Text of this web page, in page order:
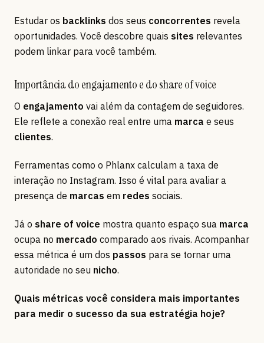
Estudar os backlinks dos seus concorrentes revela
oportunidades. Você descobre quais sites relevantes
podem linkar para você também.
Importância do engajamento e do share of voice
O engajamento vai além da contagem de seguidores.
Ele reflete a conexão real entre uma marca e seus
clientes.
Ferramentas como o Phlanx calculam a taxa de
interação no Instagram. Isso é vital para avaliar a
presença de marcas em redes sociais.
Já o share of voice mostra quanto espaço sua marca
ocupa no mercado comparado aos rivais. Acompanhar
essa métrica é um dos passos para se tornar uma
autoridade no seu nicho.
Quais métricas você considera mais importantes
para medir o sucesso da sua estratégia hoje?